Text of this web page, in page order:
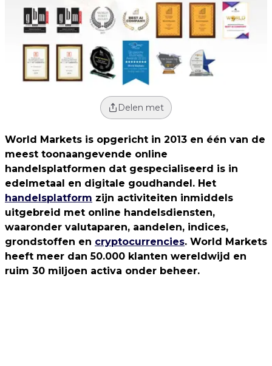
Delen met
World Markets is opgericht in 2013 en één van de
meest toonaangevende online
handelsplatformen dat gespecialiseerd is in
edelmetaal en digitale goudhandel. Het
handelsplatform zijn activiteiten inmiddels
uitgebreid met online handelsdiensten,
waaronder valutaparen, aandelen, indices,
grondstoffen en cryptocurrencies. World Markets
heeft meer dan 50.000 klanten wereldwijd en
ruim 30 miljoen activa onder beheer.